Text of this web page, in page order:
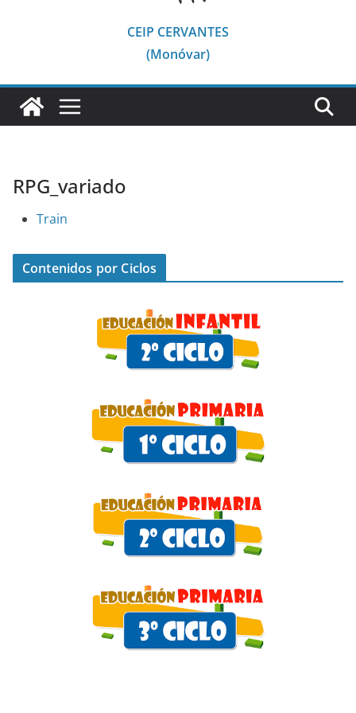
CEIP CERVANTES
(Monóvar)
RPG_variado
Train
Contenidos por Ciclos